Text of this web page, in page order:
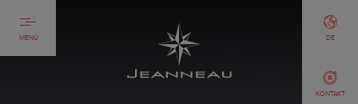
MENU
KONTAKT
DE